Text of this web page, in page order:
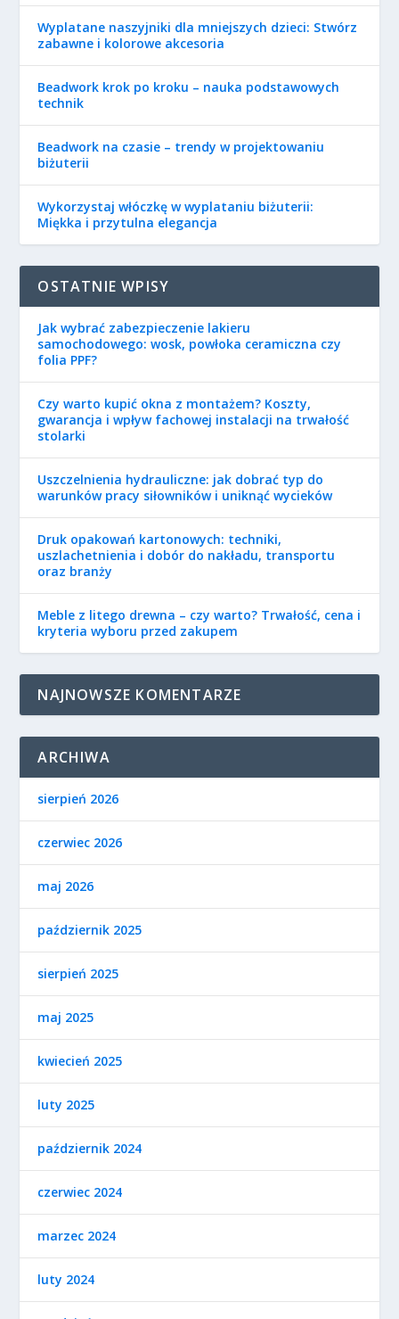
Wyplatane naszyjniki dla mniejszych dzieci: Stwórz
zabawne i kolorowe akcesoria
Beadwork krok po kroku – nauka podstawowych
technik
Beadwork na czasie – trendy w projektowaniu
biżuterii
Wykorzystaj włóczkę w wyplataniu biżuterii:
Miękka i przytulna elegancja
OSTATNIE WPISY
Jak wybrać zabezpieczenie lakieru
samochodowego: wosk, powłoka ceramiczna czy
folia PPF?
Czy warto kupić okna z montażem? Koszty,
gwarancja i wpływ fachowej instalacji na trwałość
stolarki
Uszczelnienia hydrauliczne: jak dobrać typ do
warunków pracy siłowników i uniknąć wycieków
Druk opakowań kartonowych: techniki,
uszlachetnienia i dobór do nakładu, transportu
oraz branży
Meble z litego drewna – czy warto? Trwałość, cena i
kryteria wyboru przed zakupem
NAJNOWSZE KOMENTARZE
ARCHIWA
sierpień 2026
czerwiec 2026
maj 2026
październik 2025
sierpień 2025
maj 2025
kwiecień 2025
luty 2025
październik 2024
czerwiec 2024
marzec 2024
luty 2024